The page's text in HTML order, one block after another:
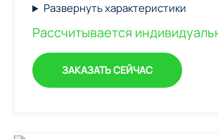
Развернуть характеристики
Рассчитывается
ЗАКАЗАТЬ СЕЙЧАС